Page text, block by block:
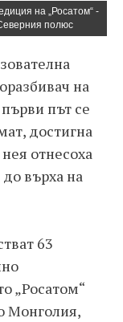
на „Росатом“ -
полюс
на
път се
достигна
отнесоха
върха на
63
„Росатом“
Монголия,